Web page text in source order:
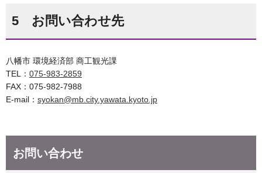
5 お問い合わせ先
八幡市 環境経済部 商工観光課
TEL： 075-983-2859
FAX：075-982-7988
E-mail： syokan@mb.city.yawata.kyoto.jp
お問い合わせ